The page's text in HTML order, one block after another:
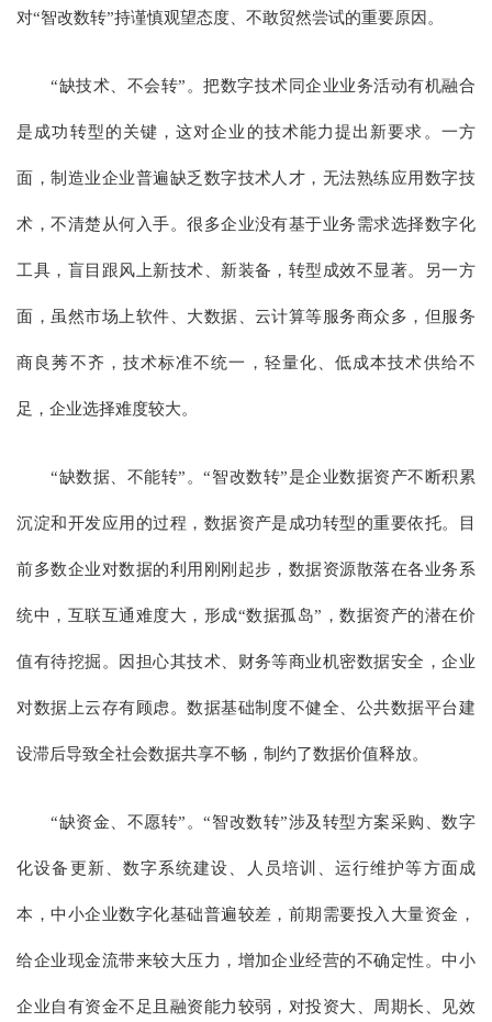
对“智改数转”持谨慎观望态度、不敢贸然尝试的重要原因。
“缺技术、不会转”。把数字技术同企业业务活动有机融合
是成功转型的关键，这对企业的技术能力提出新要求。一方
面，制造业企业普遍缺乏数字技术人才，无法熟练应用数字技
术，不清楚从何入手。很多企业没有基于业务需求选择数字化
工具，盲目跟风上新技术、新装备，转型成效不显著。另一方
面，虽然市场上软件、大数据、云计算等服务商众多，但服务
商良莠不齐，技术标准不统一，轻量化、低成本技术供给不
足，企业选择难度较大。
“缺数据、不能转”。“智改数转”是企业数据资产不断积累
沉淀和开发应用的过程，数据资产是成功转型的重要依托。目
前多数企业对数据的利用刚刚起步，数据资源散落在各业务系
统中，互联互通难度大，形成“数据孤岛”，数据资产的潜在价
值有待挖掘。因担心其技术、财务等商业机密数据安全，企业
对数据上云存有顾虑。数据基础制度不健全、公共数据平台建
设滞后导致全社会数据共享不畅，制约了数据价值释放。
“缺资金、不愿转”。“智改数转”涉及转型方案采购、数字
化设备更新、数字系统建设、人员培训、运行维护等方面成
本，中小企业数字化基础普遍较差，前期需要投入大量资金，
给企业现金流带来较大压力，增加企业经营的不确定性。中小
企业自有资金不足且融资能力较弱，对投资大、周期长、见效